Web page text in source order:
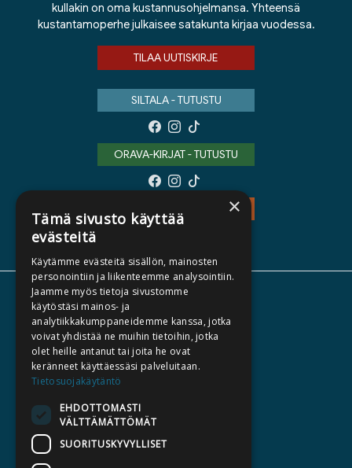
kullakin on oma kustannusohjelmansa. Yhteensä
kustantamoperhe julkaisee satakunta kirjaa vuodessa.
TILAA UUTISKIRJE
SILTALA - TUTUSTU
ORAVA-KIRJAT - TUTUSTU
TIETOA MEISTÄ
TEKIJÄT
KATALOGIT
AJANKOHTAISTA
HALUATKO KIRJAILIJAKSI
×
Tämä sivusto käyttää
evästeitä
Käytämme evästeitä sisällön, mainosten
personointiin ja liikenteemme analysointiin.
Jaamme myös tietoja sivustomme
käytöstäsi mainos- ja
analytiikkakumppaneidemme kanssa, jotka
voivat yhdistää ne muihin tietoihin, jotka
olet heille antanut tai joita he ovat
keränneet käyttäessäsi palveluitaan.
Tietosuojakäytäntö
EHDOTTOMASTI
VÄLTTÄMÄTTÖMÄT
SUORITUSKYVYLLISET